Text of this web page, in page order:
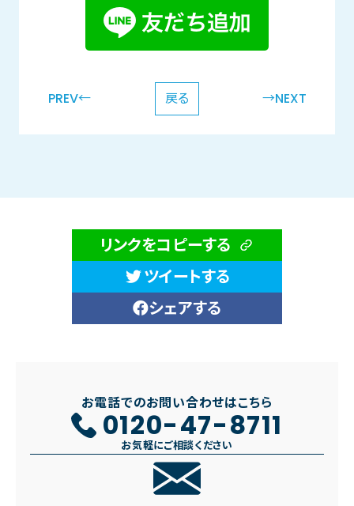
PREV← 戻る →NEXT
リンクをコピーする
ツイートする
シェアする
お電話でのお問い合わせはこちら
0120-47-8711
お気軽にご相談ください